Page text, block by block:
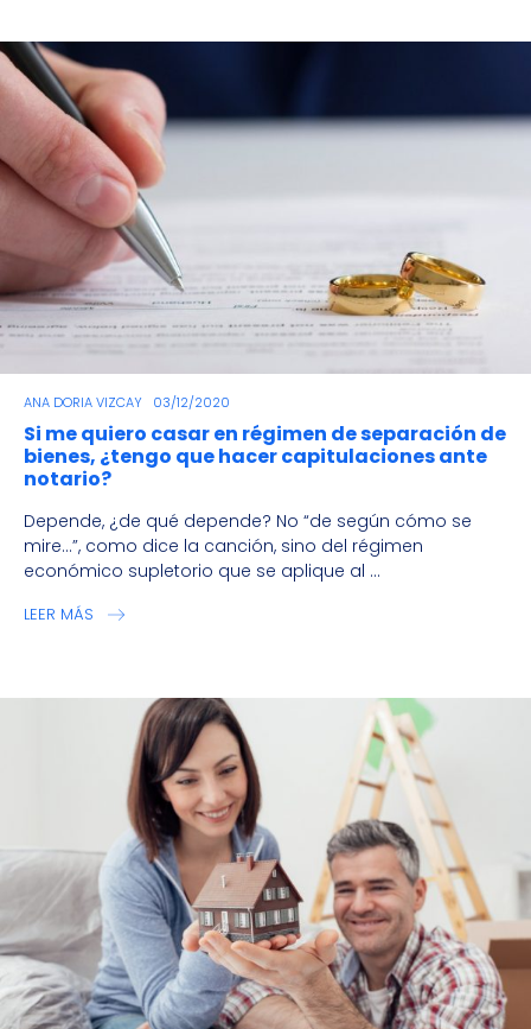
ANA DORIA VIZCAY 03/12/2020
Si me quiero casar en régimen de separación de
bienes, ¿tengo que hacer capitulaciones ante
notario?
Depende, ¿de qué depende? No “de según cómo se
mire…”, como dice la canción, sino del régimen
económico supletorio que se aplique al ...
LEER MÁS